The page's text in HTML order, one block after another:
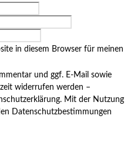
in diesem Browser für meinen
und ggf. E-Mail sowie
widerrufen werden –
Mit der Nutzung
Datenschutzbestimmungen